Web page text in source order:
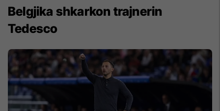
Belgjika shkarkon trajnerin
Tedesco